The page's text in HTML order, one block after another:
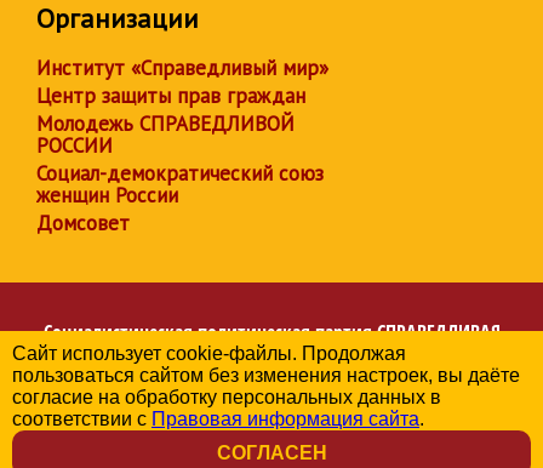
Организации
Институт «Справедливый мир»
Центр защиты прав граждан
Молодежь СПРАВЕДЛИВОЙ
РОССИИ
Социал-демократический союз
женщин России
Домсовет
Социалистическая политическая партияСПРАВЕДЛИВАЯ
РОССИЯ
Региональное отделение партии в Астраханской области
© 2006-2026
Политика в отношении обработки персональных данных
Сайт использует cookie-файлы. Продолжая
пользоваться сайтом без изменения настроек, вы даёте
согласие на обработку персональных данных в
соответствии с Правовая информация сайта.
СОГЛАСЕН